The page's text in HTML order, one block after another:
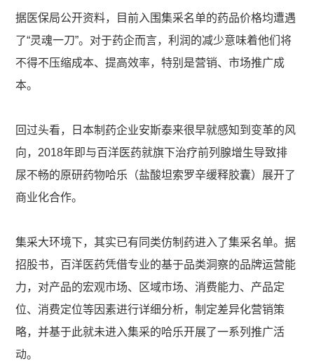
据医保局公开资料，目前入围集采名单的药品价格均遭遇
了“灵魂一刀”。对于药企而言，利润的减少意味着他们将
不得不压缩成本、提高效率，特别是营销、市场推广成
本。
回过头看，日本制药企业安斯泰来很早就感知到变革的风
向，2018年即与百洋医药就旗下治疗前列腺增生导致排
尿不畅的原研药物哈乐（盐酸坦索罗辛缓释胶囊）展开了
商业化合作。
集采大环境下，其实已有同类仿制药进入了集采名单。据
招股书，百洋医药凭借专业的基于品类洞察的品牌运营能
力，对产品的宏观市场、区域市场、消费能力、产品定
位、消费定位等因素进行详细分析，制定差异化营销策
略，并基于此就未进入集采的哈乐开展了一系列推广活
动。